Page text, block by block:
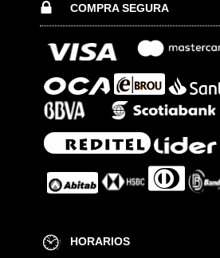
COMPRA SEGURA
HORARIOS